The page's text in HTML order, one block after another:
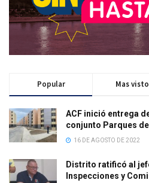
Popular Mas
ACF inició entrega
conjunto Parques
16 DE AGOSTO DE 2022
Distrito ratificó al
Inspecciones y